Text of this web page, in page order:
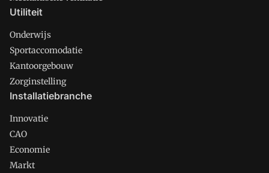
Utiliteit
Onderwijs
Sportaccomodatie
Kantoorgebouw
Zorginstelling
Installatiebranche
Innovatie
CAO
Economie
Markt